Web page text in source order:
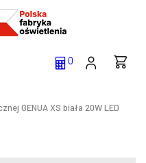
0
GENUA XS biała 20W LED